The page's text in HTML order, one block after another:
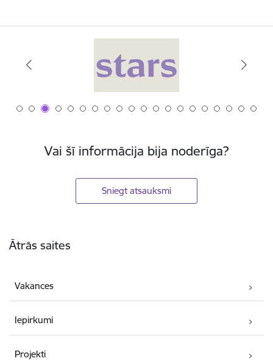
Vai šī informācija bija noderīga?
Sniegt atsauksmi
Ātrās saites
Vakances
Iepirkumi
Projekti